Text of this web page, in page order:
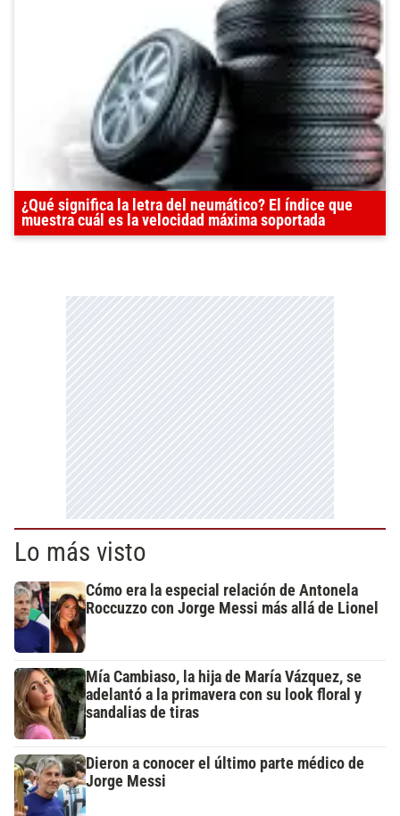
¿Qué significa la letra del neumático? El índice que
muestra cuál es la velocidad máxima soportada
Lo más visto
Cómo era la especial relación de Antonela
Roccuzzo con Jorge Messi más allá de Lionel
Mía Cambiaso, la hija de María Vázquez, se
adelantó a la primavera con su look floral y
sandalias de tiras
Dieron a conocer el último parte médico de
Jorge Messi